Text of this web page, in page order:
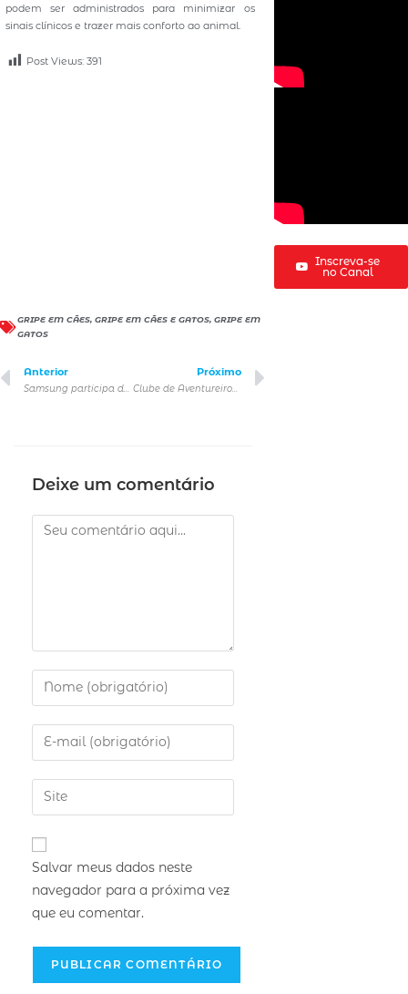
podem ser administrados para minimizar os
sinais clínicos e trazer mais conforto ao animal.
Post Views: 391
GRIPE EM CÃES, GRIPE EM CÃES E GATOS, GRIPE EM
GATOS
Anterior
Samsung participa da mostra Arq Design 2023
Próximo
Clube de Aventureiros Campfire, novo programa de empoderamento de comunidades da marca no Brasil
Deixe um comentário
Salvar meus dados neste
navegador para a próxima vez
que eu comentar.
Inscreva-se
no Canal